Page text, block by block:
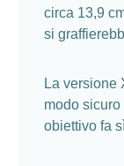
circa 13,9
si
La versione
modo
obiettivo fa